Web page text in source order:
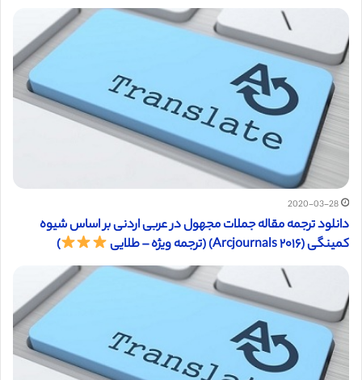
2020-03-28
دانلود ترجمه مقاله جملات مجهول در عربی اردنی بر اساس شیوه
کمینگی (Arcjournals ۲۰۱۶) (ترجمه ویژه – طلایی
)